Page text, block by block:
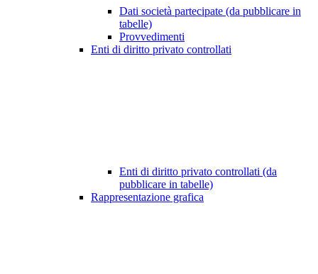
Dati società partecipate (da pubblicare in
tabelle)
Provvedimenti
Enti di diritto privato controllati
Enti di diritto privato controllati (da
pubblicare in tabelle)
Rappresentazione grafica